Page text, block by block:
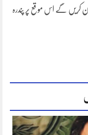
کریں گے اس موقع پر پندرہ